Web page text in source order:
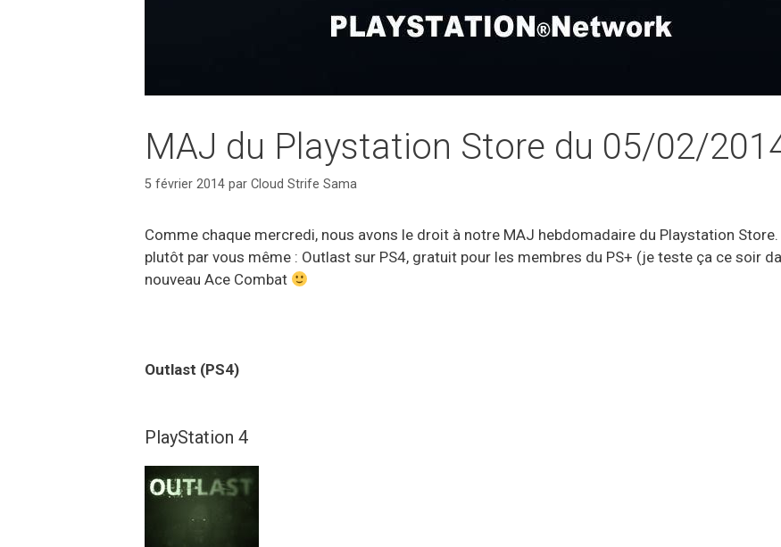
MAJ du Playstation Store du 05/02/
5 février 2014 par Cloud Strife Sama
Comme chaque mercredi, nous avons le droit à notre MAJ hebdomadaire du Playstation
plutôt par vous même : Outlast sur PS4, gratuit pour les membres du PS+ (je teste ça ce soir
nouveau Ace Combat
Outlast (PS4)
PlayStation 4